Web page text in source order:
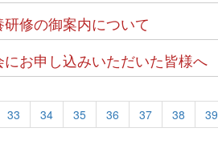
修の御案内について
お申し込みいただいた皆様へ
33 34 35 36 37 38 39